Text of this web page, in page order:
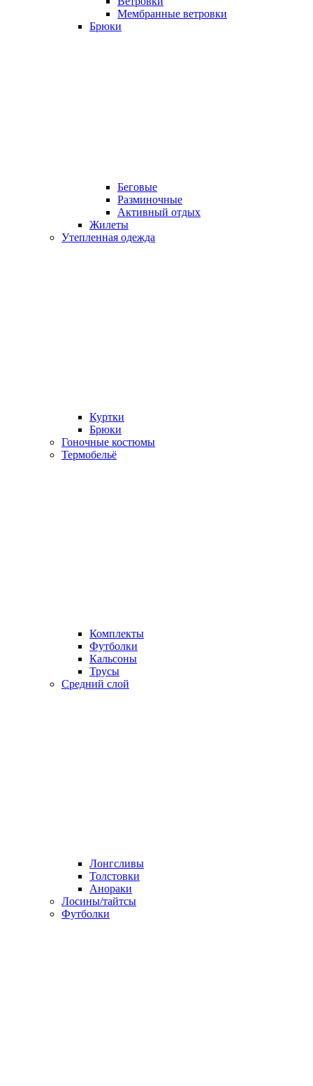
Мембранные ветровки
Брюки
Беговые
Разминочные
Активный отдых
Жилеты
Утепленная одежда
Куртки
Брюки
Гоночные костюмы
Термобельё
Комплекты
Футболки
Кальсоны
Трусы
Средний слой
Лонгсливы
Толстовки
Анораки
Лосины/тайтсы
Футболки